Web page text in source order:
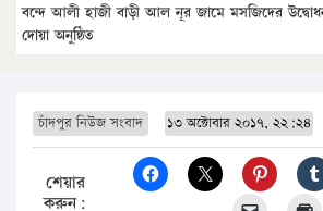
বন্দে আলী হাজী বাড়ী আল নূর জামে মসজিদের
দোয়া অনুষ্ঠিত
চাঁদপুর নিউজ সংবাদ ১৩ অক্টোবার ২০১৭, ২২:২৪
শেয়ার
করুন: